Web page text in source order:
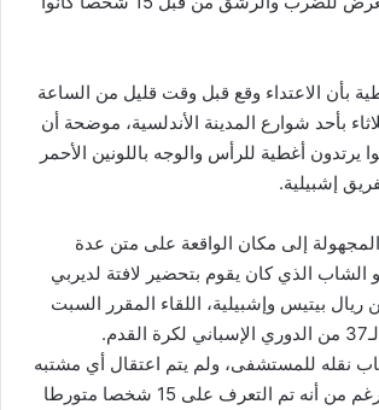
بأن الاعتداء وقع قبل وقت قليل من الساعة
بأحد شوارع المدينة الأندلسية، موضحة أن
يرتدون أغطية للرأس والوجه باللونين الأحمر
إشبيلية.
إلى مكان الواقعة على متن عدة
الشاب الذي كان يقوم بتحضير لافتة لديربي
ريال بيتيس وإشبيلية، اللقاء المقرر السبت
نقله للمستشفى، ولم يتم اعتقال أي مشتبه
به حتى الآن على الرغم من أنه تم التعرف على 15 شخصا متورطا